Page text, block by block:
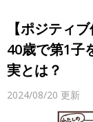
【ポジティ
40歳で第1子
実とは？
2024/08/20 更新